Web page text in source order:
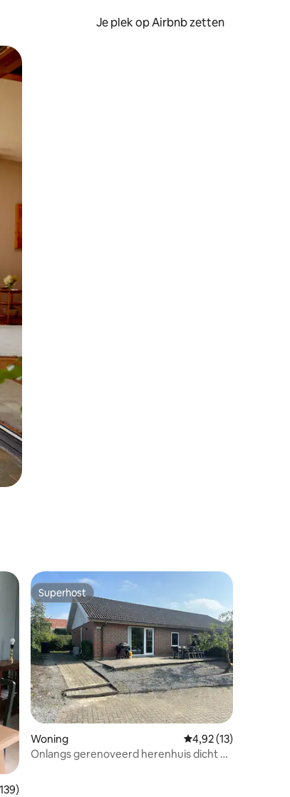
Je plek op Airbnb zetten
beoordeling van 4,88 op 5, 139 recensies
Superhost
Superhost
Woning Gemiddelde
4,92 (13)
Onlangs gerenoveerd herenhuis dicht bij